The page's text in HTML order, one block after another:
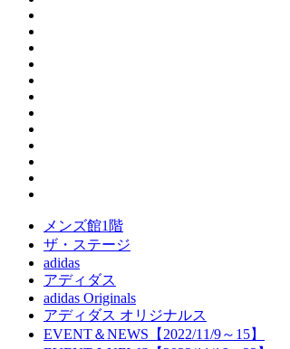
メンズ館1階
ザ・ステージ
adidas
アディダス
adidas Originals
アディダス オリジナルス
EVENT＆NEWS【2022/11/9～15】